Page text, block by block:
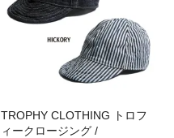
TROPHY CLOTHING トロフ
ィークロージング /